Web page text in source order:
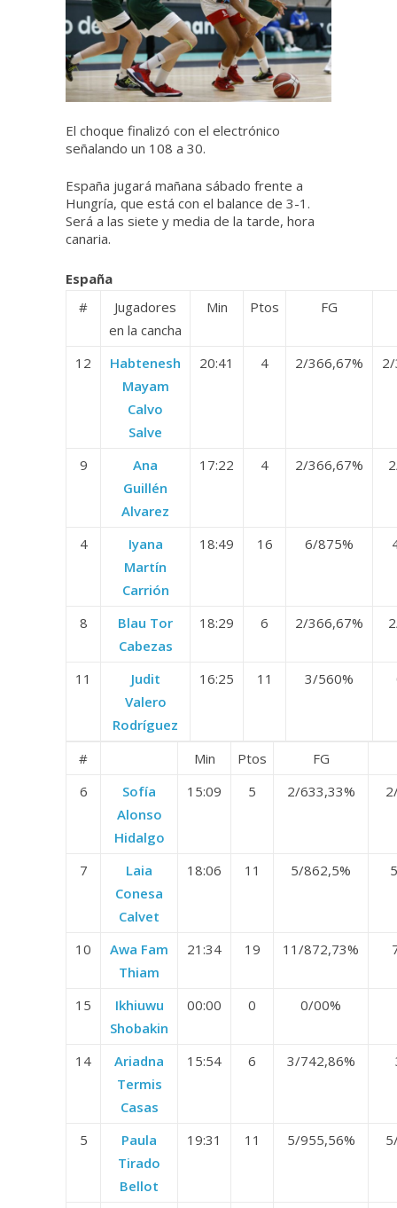
El choque finalizó con el electrónico
señalando un 108 a 30.
España jugará mañana sábado frente a
Hungría, que está con el balance de 3-1.
Será a las siete y media de la tarde, hora
canaria.
España
#
Jugadores
en la cancha
Min Ptos FG
12
Habtenesh
Mayam
Calvo
Salve
20:41 4 2/366,67%
9
Ana
Guillén
Alvarez
17:22 4 2/366,67%
4
Iyana
Martín
Carrión
18:49 16 6/875%
8
Blau Tor
Cabezas
18:29 6 2/366,67%
11
Judit
Valero
Rodríguez
16:25 11 3/560%
# Min Ptos
FG
6
Sofía
Alonso
Hidalgo
15:09 5 2/633,33%
7
Laia
Conesa
Calvet
18:06 11 5/862,5%
10
Awa Fam
Thiam
21:34 19 11/872,73%
15
Ikhiuwu
Shobakin
00:00 0 0/00%
14
Ariadna
Termis
Casas
15:54 6 3/742,86%
5
Paula
Tirado
Bellot
19:31 11 5/955,56%